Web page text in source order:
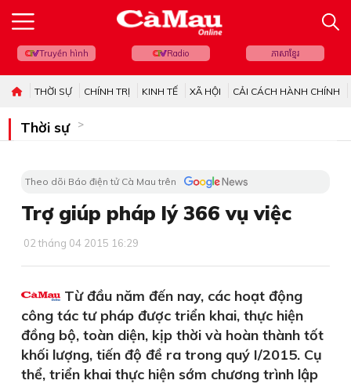
Truyền hình Radio ភាសាខ្មែរ
THỜI SỰ CHÍNH TRỊ KINH TẾ XÃ HỘI CẢI CÁCH HÀNH CHÍNH
Thời sự
Theo dõi Báo điện tử Cà Mau trên
Trợ giúp pháp lý 366 vụ việc
02 tháng 04 2015 16:29
Từ đầu năm đến nay, các hoạt động
công tác tư pháp được triển khai, thực hiện
đồng bộ, toàn diện, kịp thời và hoàn thành tốt
khối lượng, tiến độ đề ra trong quý I/2015. Cụ
thể, triển khai thực hiện sớm chương trình lập